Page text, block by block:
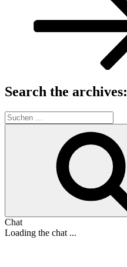
Search the archives:
Suche
nach:
Chat
Loading the chat ...